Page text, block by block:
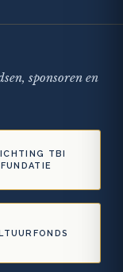
sponsoren en
TBI
FUNDATIE